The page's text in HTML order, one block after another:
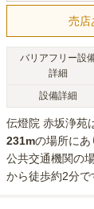
売店
バリアフリー設
詳細
設備詳細
伝燈院 赤坂浄苑
231mの場所にあ
公共交通機関の
から徒歩約2分で